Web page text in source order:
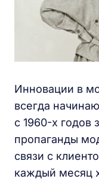
Инновации в
всегда
с 1960-х годов
пропаганды
связи с
каждый месяц